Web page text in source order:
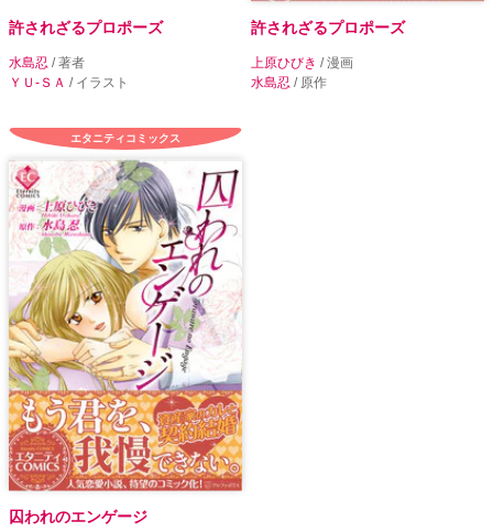
許されざるプロポーズ
水島忍 / 著者
ＹＵ-ＳＡ / イラスト
許されざるプロポーズ
上原ひびき / 漫画
水島忍 / 原作
エタニティコミックス
囚われのエンゲージ